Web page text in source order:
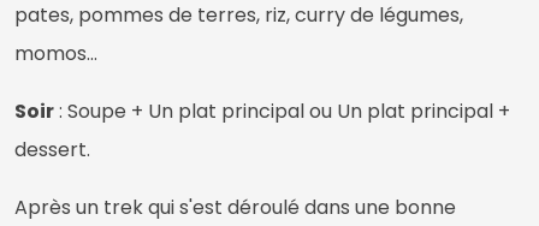
pates, pommes de terres, riz, curry de légumes,
momos...
Soir: Soupe + Un plat principal ou Un plat principal +
dessert.
Après un trek qui s'est déroulé dans une bonne